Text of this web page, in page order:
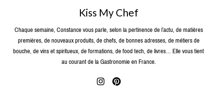
Kiss My Chef
Chaque semaine, Constance vous parle, selon la pertinence de l’actu, de matières
premières, de nouveaux produits, de chefs, de bonnes adresses, de métiers de
bouche, de vins et spiritueux, de formations, de food tech, de livres… Elle vous tient
au courant de la Gastronomie en France.